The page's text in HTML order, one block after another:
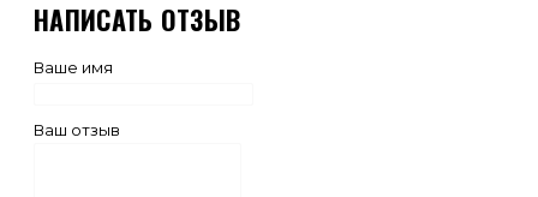
КПД стабилизатора не
Потребляемая активная
ходе не более, Вт
НАПИСАТЬ ОТЗЫВ
Ваше имя
Ваш отзыв